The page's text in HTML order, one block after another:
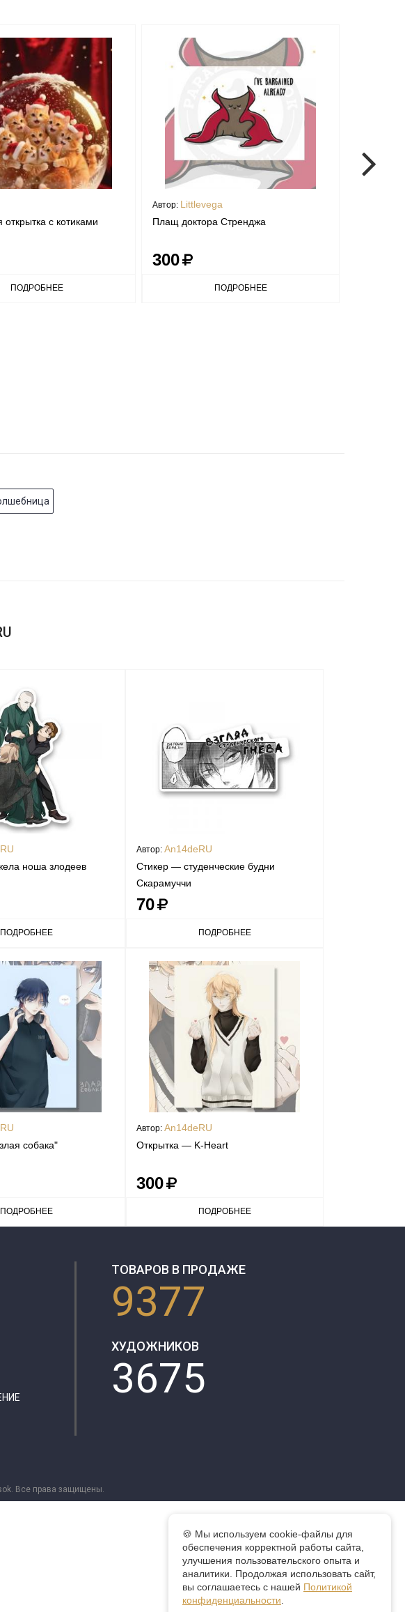
открытка с котиками
ПОДРОБНЕЕ
Автор: Littlevega
Плащ доктора Стренджа
300
ПОДРОБНЕЕ
ноша злодеев
ПОДРОБНЕЕ
Автор: An14deRU
Стикер — студенческие будни
Скарамуччи
70
ПОДРОБНЕЕ
собака"
ПОДРОБНЕЕ
Автор: An14deRU
Открытка — K-Heart
300
ПОДРОБНЕЕ
ТОВАРОВ В ПРОДАЖЕ
9377
ХУДОЖНИКОВ
3675
🍪 Мы используем cookie-файлы для
обеспечения корректной работы сайта,
улучшения пользовательского опыта и
аналитики. Продолжая использовать сайт,
вы соглашаетесь с нашей Политикой
конфиденциальности
Все права защищены.